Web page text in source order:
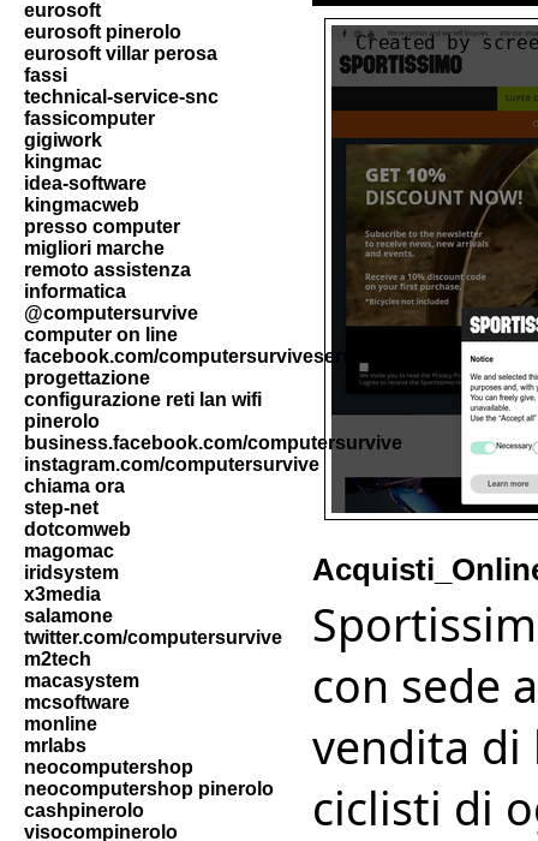
eurosoft
eurosoft pinerolo
eurosoft villar perosa
fassi
technical-service-snc
fassicomputer
gigiwork
kingmac
idea-software
kingmacweb
presso computer
migliori marche
remoto assistenza
informatica
@computersurvive
computer on line
facebook.com/computersurviveservice
progettazione
configurazione reti lan wifi
pinerolo
business.facebook.com/computersurvive
instagram.com/computersurvive
chiama ora
step-net
dotcomweb
magomac
iridsystem
x3media
salamone
twitter.com/computersurvive
m2tech
macasystem
mcsoftware
monline
mrlabs
neocomputershop
neocomputershop pinerolo
cashpinerolo
visocompinerolo
con sede
vendita di
ciclisti di